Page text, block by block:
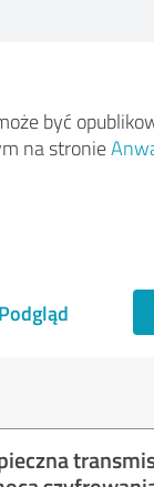
być
na stronie
Podgląd